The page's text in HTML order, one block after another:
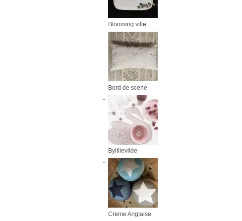
Blooming ville
Bord de scene
Bylillevilde
Creme Anglaise